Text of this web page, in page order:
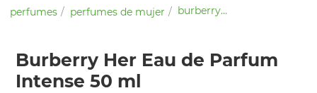
perfumes perfumes de mujer burberry her eau de parfum intense 50 ml
Burberry Her Eau de Parfum
Intense 50 ml